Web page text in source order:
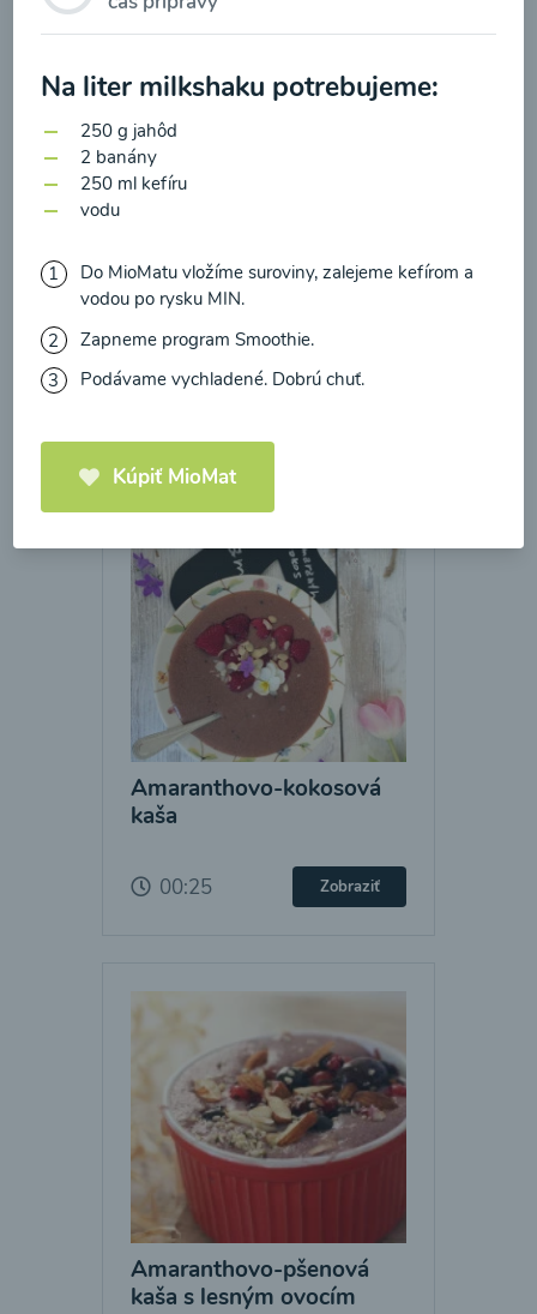
Brokolicové cappuccino
00:25
Načítať ďalšie
Kaše
Amaranthovo-kokosová
kaša
00:25 Zobraziť
Amaranthovo-pšenová
kaša s lesným ovocím
Na liter milkshaku potrebujeme:
250 g jahôd
2 banány
250 ml kefíru
vodu
Do MioMatu vložíme suroviny, zalejeme kefírom a
vodou po rysku MIN.
Zapneme program Smoothie.
Podávame vychladené. Dobrú chuť.
Kúpiť MioMat
prečítal(a)informácie o Ochrane osobných
údajova súhlasím s nimi.